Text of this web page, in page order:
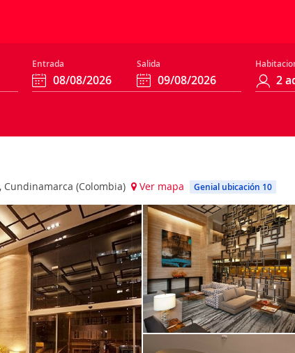
Entrada Salida
Cundinamarca (Colombia) Ver mapa Genial ubicación 10